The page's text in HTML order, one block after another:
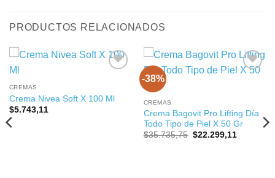
PRODUCTOS RELACIONADOS
CREMAS
Crema Nivea Soft X 100 Ml
$5.743,11
-38%
CREMAS
Crema Bagovit Pro Lifting Día
Todo Tipo de Piel X 50 Gr
$35.735,75 El
$22.299,11El